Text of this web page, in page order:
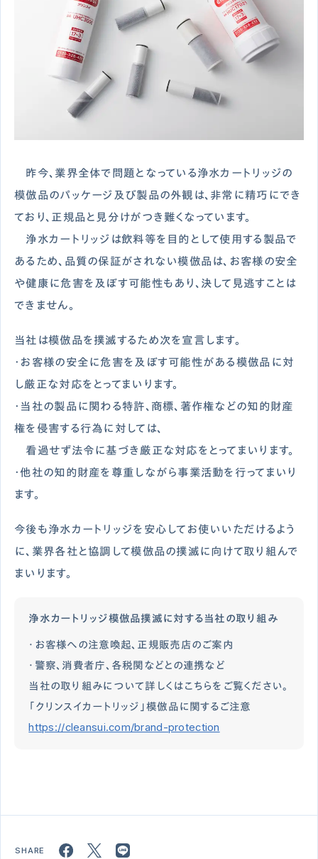
昨今、業界全体で問題となっている浄水カートリッジの
模倣品のパッケージ及び製品の外観は、非常に精巧にでき
ており、正規品と見分けがつき難くなっています。
浄水カートリッジは飲料等を目的として使用する製品で
あるため、品質の保証がされない模倣品は、お客様の安全
や健康に危害を及ぼす可能性もあり、決して見逃すことは
できません。
当社は模倣品を撲滅するため次を宣言します。
・お客様の安全に危害を及ぼす可能性がある模倣品に対
し厳正な対応をとってまいります。
・当社の製品に関わる特許、商標、著作権などの知的財産
権を侵害する行為に対しては、
看過せず法令に基づき厳正な対応をとってまいります。
・他社の知的財産を尊重しながら事業活動を行ってまいり
ます。
今後も浄水カートリッジを安心してお使いいただけるよう
に、業界各社と協調して模倣品の撲滅に向けて取り組んで
まいります。
浄水カートリッジ模倣品撲滅に対する当社の取り組み
・お客様への注意喚起、正規販売店のご案内
・警察、消費者庁、各税関などとの連携など
当社の取り組みについて詳しくはこちらをご覧ください。
「クリンスイカートリッジ」模倣品に関するご注意
https://cleansui.com/brand-protection